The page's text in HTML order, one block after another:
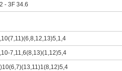
- 3F 34.6
7,11,6(8,13)(1,12)5,4